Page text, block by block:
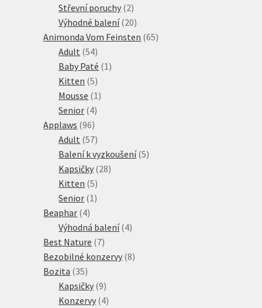
produktů
Střevní poruchy 22
produkty
Výhodné balení 2020
produktů
Animonda Vom Feinsten 6565
Adult 5454
produktů
Baby Paté 11
Kitten 55
produktů
Mousse 11
Senior 44
produkty
Applaws 9696
produktů
Adult 5757
produktů
Balení k vyzkoušení 55
Kapsičky 2828
Kitten 55
produktů
Senior 11
Beaphar 44
produkty
Výhodná balení 44
Best Nature 77
produktů
Bezobilné konzervy 88
Bozita 3535
produktů
Kapsičky 99
produktů
Konzervy 44